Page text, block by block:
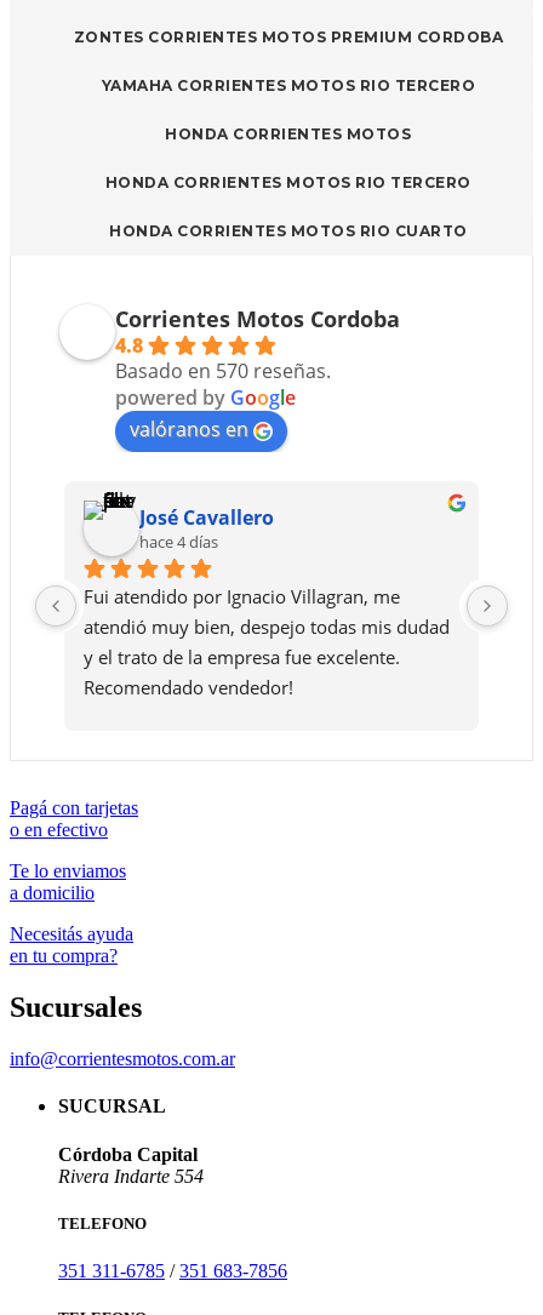
ZONTES CORRIENTES MOTOS PREMIUM CORDOBA
YAMAHA CORRIENTES MOTOS RIO TERCERO
HONDA CORRIENTES MOTOS
HONDA CORRIENTES MOTOS RIO TERCERO
HONDA CORRIENTES MOTOS RIO CUARTO
Corrientes Motos Cordoba
4.8
Basado en 570 reseñas.
powered by Google
valóranos en
José Cavallero
hace 4 días
Fui atendido por Ignacio Villagran, me
atendió muy bien, despejo todas mis dudad
y el trato de la empresa fue excelente.
Recomendado vendedor!
Pagá con tarjetas
o en efectivo
Te lo enviamos
a domicilio
Necesitás ayuda
en tu compra?
Sucursales
info@corrientesmotos.com.ar
SUCURSAL
Córdoba Capital
Rivera Indarte 554
TELEFONO
351 311-6785 /351 683-7856